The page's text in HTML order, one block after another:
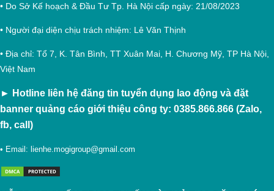
• Do Sở Kế hoạch & Đầu Tư Tp. Hà Nội cấp ngày: 21/08/2023
• Người đại diện chịu trách nhiệm: Lê Văn Thịnh
• Địa chỉ: Tổ 7, K. Tân Bình, TT Xuân Mai, H. Chương Mỹ, TP Hà Nội,
Việt Nam
► Hotline liên hệ đăng tin tuyển dụng lao động và đặt
banner quảng cáo giới thiệu công ty: 0385.866.866 (Zalo,
fb, call)
• Email: lienhe.mogigroup@gmail.com